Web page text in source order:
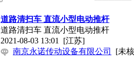
道路清扫车 直流小型电动推杆
道路清扫车 直流小型电动推杆
2021-08-03 13:01 [江苏]
南京永诺传动设备有限公司
[未